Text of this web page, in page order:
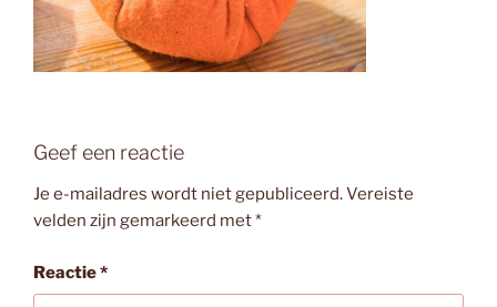
Geef een reactie
Je e-mailadres wordt niet gepubliceerd.Vereiste
velden zijn gemarkeerd met*
Reactie*